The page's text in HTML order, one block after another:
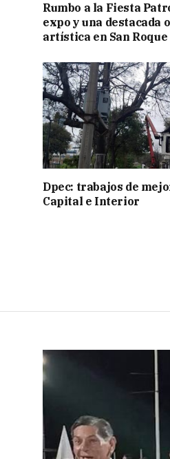
Rumbo a la Fiesta
expo y una destacada
artística en San Roque
Dpec: trabajos de
Capital e Interior